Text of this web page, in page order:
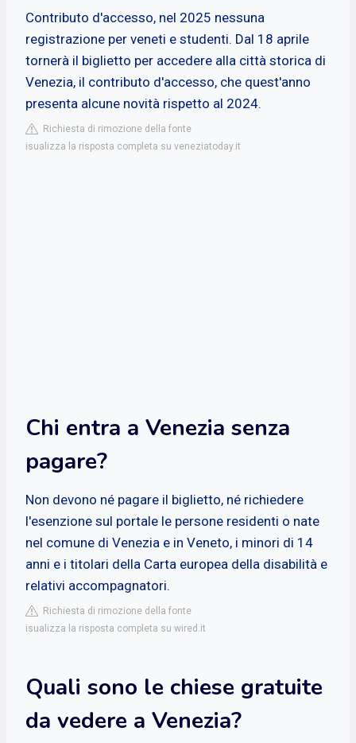
Contributo d'accesso, nel 2025 nessuna
registrazione per veneti e studenti. Dal 18 aprile
tornerà il biglietto per accedere alla città storica di
Venezia, il contributo d'accesso, che quest'anno
presenta alcune novità rispetto al 2024.
Richiesta di rimozione della fonte
isualizza la risposta completa su veneziatoday.it
Chi entra a Venezia senza
pagare?
Non devono né pagare il biglietto, né richiedere
l'esenzione sul portale le persone residenti o nate
nel comune di Venezia e in Veneto, i minori di 14
anni e i titolari della Carta europea della disabilità e
relativi accompagnatori.
Richiesta di rimozione della fonte
isualizza la risposta completa su wired.it
Quali sono le chiese gratuite
da vedere a Venezia?